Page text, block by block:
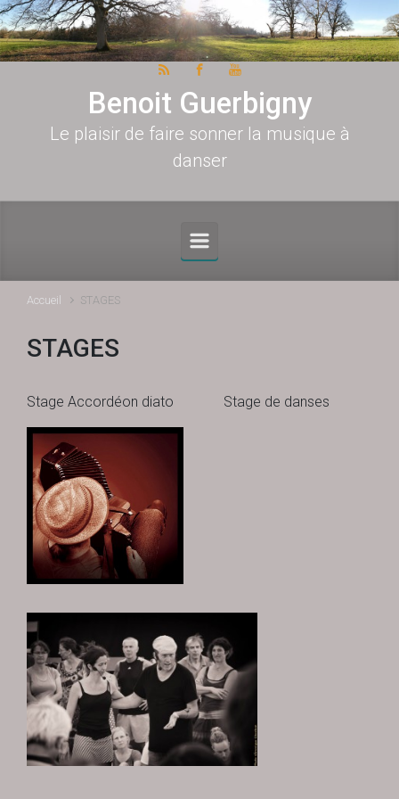
Skip to main content
Benoit Guerbigny
Le plaisir de faire sonner la musique à
danser
Accueil STAGES
STAGES
Stage Accordéon diato Stage de danses